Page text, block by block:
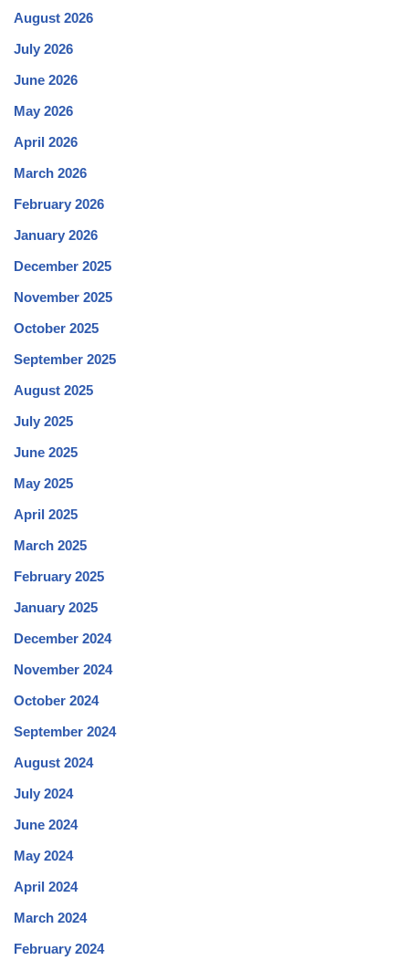
August 2026
July 2026
June 2026
May 2026
April 2026
March 2026
February 2026
January 2026
December 2025
November 2025
October 2025
September 2025
August 2025
July 2025
June 2025
May 2025
April 2025
March 2025
February 2025
January 2025
December 2024
November 2024
October 2024
September 2024
August 2024
July 2024
June 2024
May 2024
April 2024
March 2024
February 2024